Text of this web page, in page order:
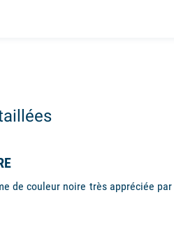
de couleur noire très appréciée